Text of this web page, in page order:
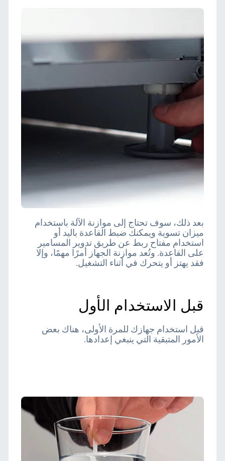
بعد ذلك، سوف تحتاج إلى موازنة الآلة باستخدام
ميزان تسوية ويمكنك ضبط القاعدة باليد أو
استخدام مفتاح ربط عن طريق تدوير المسامير
على القاعدة. وتُعد موازنة الجهاز أمرًا مهمًا، وإلا
فقد يهتز أو يتحرك في أثناء التشغيل.
قبل الاستخدام الأول
قبل استخدام جهازك للمرة الأولى، هناك بعض
الأمور المتبقية التي ينبغي إعدادها.